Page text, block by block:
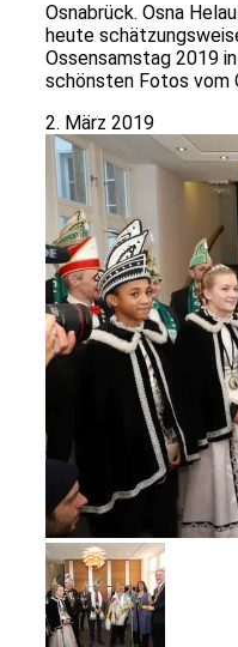
Osnabrück. Osna
heute
Ossensamstag 2019
schönsten Fotos vom
2. März 2019